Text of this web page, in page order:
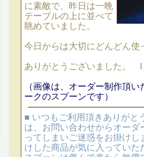
に素敵で、昨日は一晩
テーブルの上に並べて
眺めていました。
今日からは大切にどんどん
ありがとうございました。 I
（画像は、オーダー制作頂
ークのスプーンです）
■ いつもご利用頂きありがと
は、お問い合わせからオー
ってしまいご迷惑をお掛け
けした商品が気に入ってい